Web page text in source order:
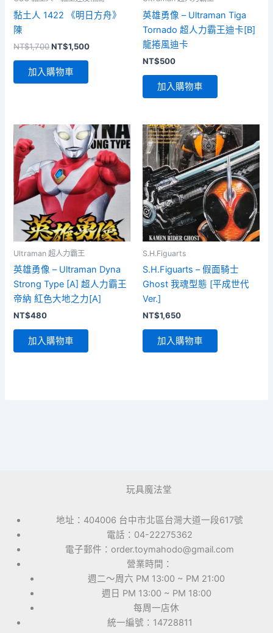
黏土人 1422 《明日方舟》
陳
NT$1,700原
價
格：
NT$1,500目
加入購物車
英雄勇像 – Ultraman Tiga
Tornado 超人力霸王迪卡[B]
龍捲風迪卡
NT$500
加入購物車
Ultraman 超人力霸王
英雄勇像 – Ultraman Dyna
Strong Type [A] 超人力霸王
帝納 紅色大地之力[A]
NT$480
加入購物車
S.H.Figuarts
S.H.Figuarts – 假面騎士
Ghost 我魂型態 [平成世代
Ver.]
NT$1,650
加入購物車
玩具魔法堂
地址：404006 台中市北區台灣大道一段617號
電話：04-22275362
電子郵件：order.toymahodo@gmail.com
營業時間：
週二～周六 PM 13:00 ~ PM 21:00
週日 PM 13:00 ~ PM 18:00
每周一店休
統一編號：14728811